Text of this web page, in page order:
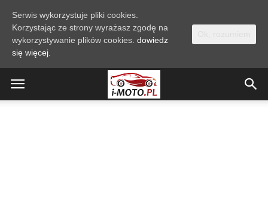
Serwis wykorzystuje pliki cookies.
Korzystając ze strony wyrażasz zgodę na
wykorzystywanie plików cookies. dowiedz
się więcej.